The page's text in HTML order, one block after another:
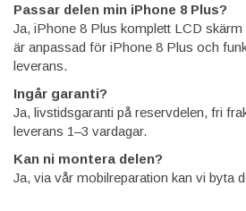
Passar delen min iPhone 8 Plus?
Ja, iPhone 8 Plus komplett LCD
är anpassad för iPhone 8 Plus och
leverans.
Ingår garanti?
Ja, livstidsgaranti på reservdelen, fri
leverans 1–3 vardagar.
Kan ni montera delen?
Ja, via vår mobilreparation kan vi byta